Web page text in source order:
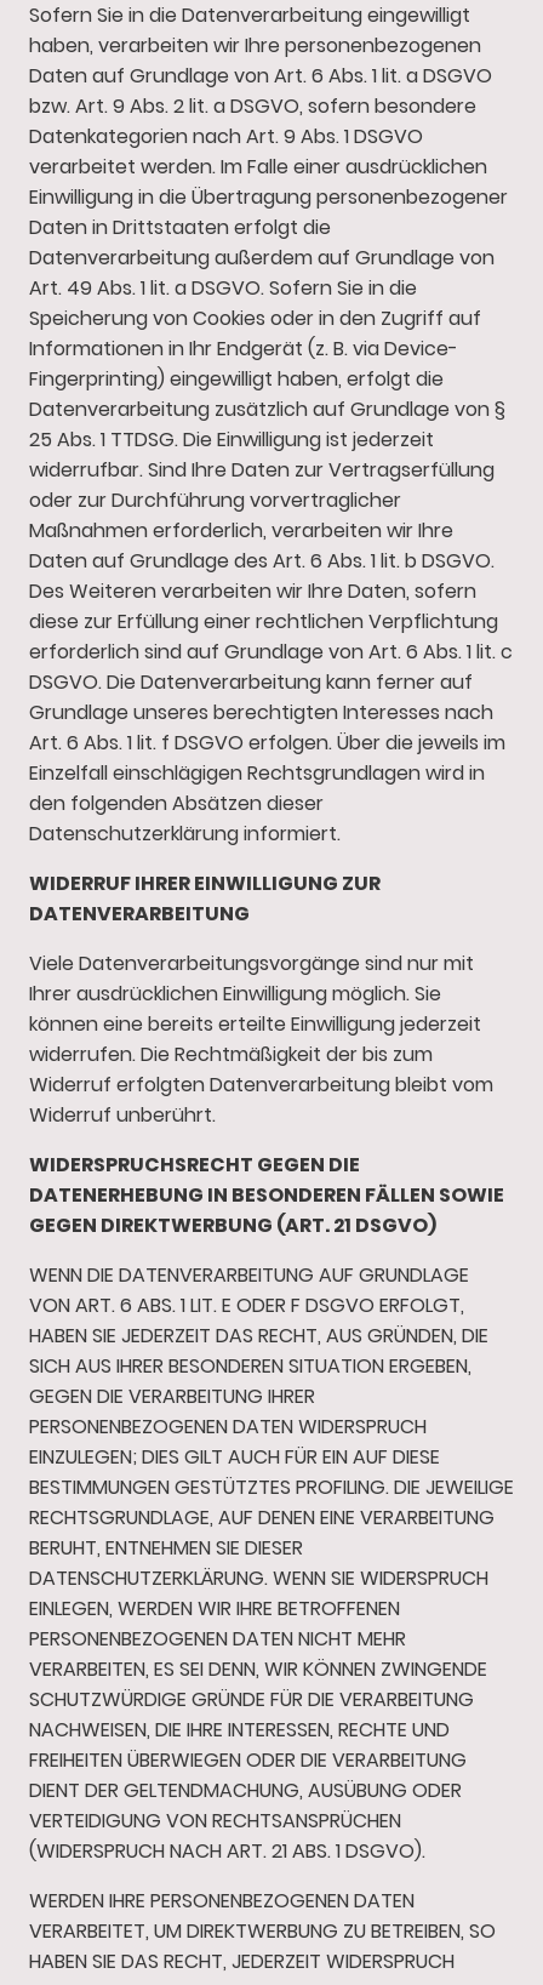
Sofern Sie in die Datenverarbeitung eingewilligt
haben, verarbeiten wir Ihre personenbezogenen
Daten auf Grundlage von Art. 6 Abs. 1 lit. a DSGVO
bzw. Art. 9 Abs. 2 lit. a DSGVO, sofern besondere
Datenkategorien nach Art. 9 Abs. 1 DSGVO
verarbeitet werden. Im Falle einer ausdrücklichen
Einwilligung in die Übertragung personenbezogener
Daten in Drittstaaten erfolgt die
Datenverarbeitung außerdem auf Grundlage von
Art. 49 Abs. 1 lit. a DSGVO. Sofern Sie in die
Speicherung von Cookies oder in den Zugriff auf
Informationen in Ihr Endgerät (z. B. via Device-
Fingerprinting) eingewilligt haben, erfolgt die
Datenverarbeitung zusätzlich auf Grundlage von §
25 Abs. 1 TTDSG. Die Einwilligung ist jederzeit
widerrufbar. Sind Ihre Daten zur Vertragserfüllung
oder zur Durchführung vorvertraglicher
Maßnahmen erforderlich, verarbeiten wir Ihre
Daten auf Grundlage des Art. 6 Abs. 1 lit. b DSGVO.
Des Weiteren verarbeiten wir Ihre Daten, sofern
diese zur Erfüllung einer rechtlichen Verpflichtung
erforderlich sind auf Grundlage von Art. 6 Abs. 1 lit. c
DSGVO. Die Datenverarbeitung kann ferner auf
Grundlage unseres berechtigten Interesses nach
Art. 6 Abs. 1 lit. f DSGVO erfolgen. Über die jeweils im
Einzelfall einschlägigen Rechtsgrundlagen wird in
den folgenden Absätzen dieser
Datenschutzerklärung informiert.
WIDERRUF IHRER EINWILLIGUNG ZUR
DATENVERARBEITUNG
Viele Datenverarbeitungsvorgänge sind nur mit
Ihrer ausdrücklichen Einwilligung möglich. Sie
können eine bereits erteilte Einwilligung jederzeit
widerrufen. Die Rechtmäßigkeit der bis zum
Widerruf erfolgten Datenverarbeitung bleibt vom
Widerruf unberührt.
WIDERSPRUCHSRECHT GEGEN DIE
DATENERHEBUNG IN BESONDEREN FÄLLEN SOWIE
GEGEN DIREKTWERBUNG (ART. 21 DSGVO)
WENN DIE DATENVERARBEITUNG AUF GRUNDLAGE
VON ART. 6 ABS. 1 LIT. E ODER F DSGVO ERFOLGT,
HABEN SIE JEDERZEIT DAS RECHT, AUS GRÜNDEN, DIE
SICH AUS IHRER BESONDEREN SITUATION ERGEBEN,
GEGEN DIE VERARBEITUNG IHRER
PERSONENBEZOGENEN DATEN WIDERSPRUCH
EINZULEGEN; DIES GILT AUCH FÜR EIN AUF DIESE
BESTIMMUNGEN GESTÜTZTES PROFILING. DIE JEWEILIGE
RECHTSGRUNDLAGE, AUF DENEN EINE VERARBEITUNG
BERUHT, ENTNEHMEN SIE DIESER
DATENSCHUTZERKLÄRUNG. WENN SIE WIDERSPRUCH
EINLEGEN, WERDEN WIR IHRE BETROFFENEN
PERSONENBEZOGENEN DATEN NICHT MEHR
VERARBEITEN, ES SEI DENN, WIR KÖNNEN ZWINGENDE
SCHUTZWÜRDIGE GRÜNDE FÜR DIE VERARBEITUNG
NACHWEISEN, DIE IHRE INTERESSEN, RECHTE UND
FREIHEITEN ÜBERWIEGEN ODER DIE VERARBEITUNG
DIENT DER GELTENDMACHUNG, AUSÜBUNG ODER
VERTEIDIGUNG VON RECHTSANSPRÜCHEN
(WIDERSPRUCH NACH ART. 21 ABS. 1 DSGVO).
WERDEN IHRE PERSONENBEZOGENEN DATEN
VERARBEITET, UM DIREKTWERBUNG ZU BETREIBEN, SO
HABEN SIE DAS RECHT, JEDERZEIT WIDERSPRUCH